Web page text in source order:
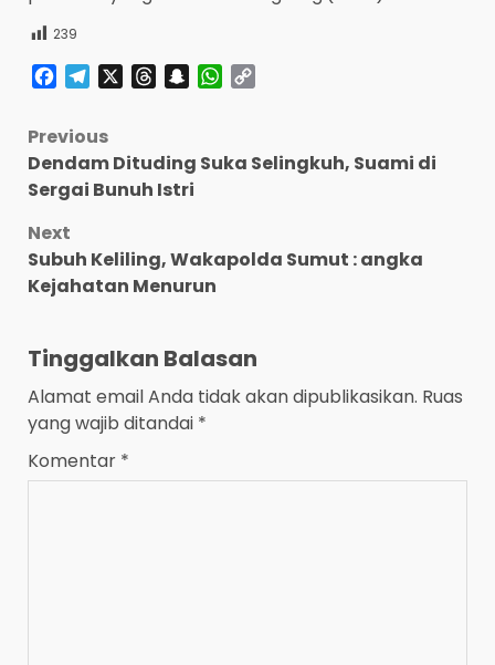
239
Facebook
TelegramThreadsSnapchatWhatsApp
Post
navigation
Previous
Dendam Dituding Suka Selingkuh, Suami di
Sergai Bunuh Istri
Next
Subuh Keliling, Wakapolda Sumut : angka
Kejahatan Menurun
Tinggalkan Balasan
Alamat email Anda tidak akan dipublikasikan. Ruas
yang wajib ditandai *
Komentar *